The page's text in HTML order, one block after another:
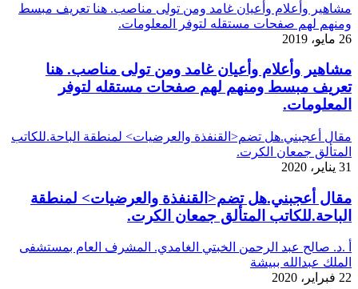
مشاهير وأعلام وأعيان غامد ومن تولى مناصب. هنا تعريف مبسط
ومنهم لهم صفحات مستقله لتوفر المعلومات.
26 مايو، 2019
مشاهير وأعلام وأعيان غامد ومن تولى مناصب. هنا
تعريف مبسط ومنهم لهم صفحات مستقله لتوفر
المعلومات.
مقال أعجبني.هل تضم<القنفذة والعرضيات> لمنطقة الباحة.للكاتب
المتألق جمعان الكرت.
31 يناير، 2020
مقال أعجبني.هل تضم<القنفذة والعرضيات> لمنطقة
الباحة.للكاتب المتألق جمعان الكرت.
أ .د. صالح عبد الرحمن الخبتي الغامدي. المشرف العام بمستشفى
الملك عبدالله ببيشة
22 فبراير، 2020